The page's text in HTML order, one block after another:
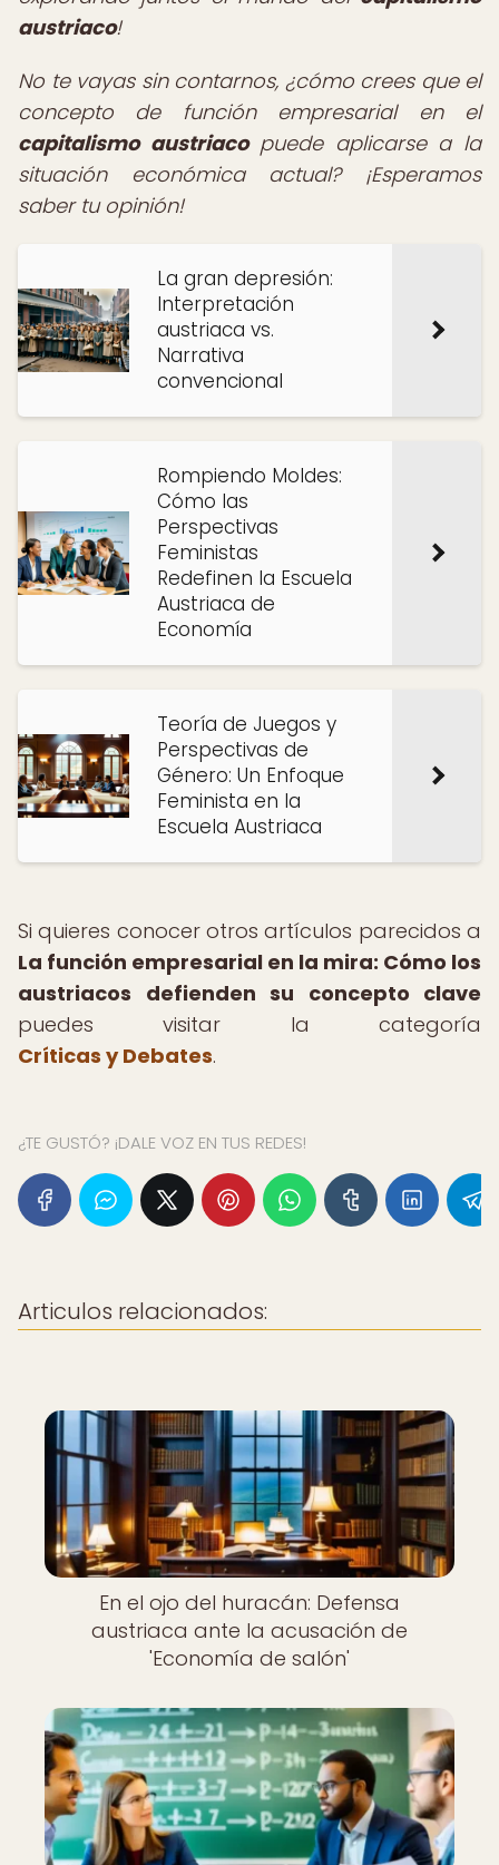
austriaco!
No te vayas sin contarnos, ¿cómo crees que el
concepto de función empresarial en el
capitalismo austriacopuede aplicarse a la
situación económica actual? ¡Esperamos
saber tu opinión!
La gran depresión:
Interpretación
austriaca vs.
Narrativa
convencional
Rompiendo Moldes:
Cómo las
Perspectivas
Feministas
Redefinen la Escuela
Austriaca de
Economía
Teoría de Juegos y
Perspectivas de
Género: Un Enfoque
Feminista en la
Escuela Austriaca
Si quieres conocer otros artículos parecidos a
La función empresarial en la mira: Cómo los
austriacos defienden su concepto clave
puedes visitar la categoría
Críticas y Debates.
¿TE GUSTÓ? ¡DALE VOZ EN TUS REDES!
Articulos relacionados:
En el ojo del huracán: Defensa
austriaca ante la acusación de
'Economía de salón'